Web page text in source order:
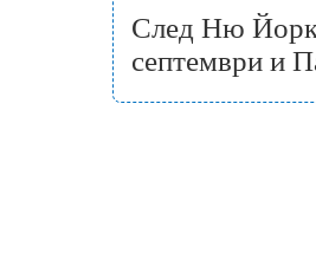
След Ню
септември и